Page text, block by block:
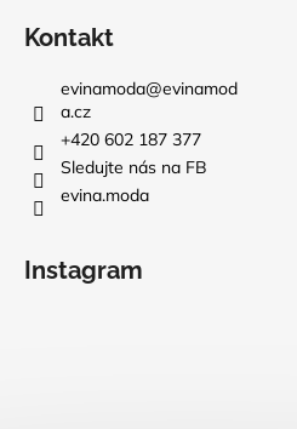
Kontakt
evinamoda@evinamod
a.cz
+420 602 187 377
Sledujte nás na FB
evina.moda
Instagram